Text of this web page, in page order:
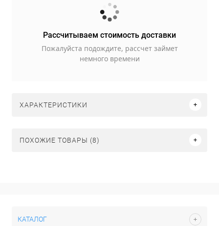
Рассчитываем стоимость доставки
Пожалуйста подождите, рассчет займет
немного времени
ХАРАКТЕРИСТИКИ
ПОХОЖИЕ ТОВАРЫ (8)
КАТАЛОГ